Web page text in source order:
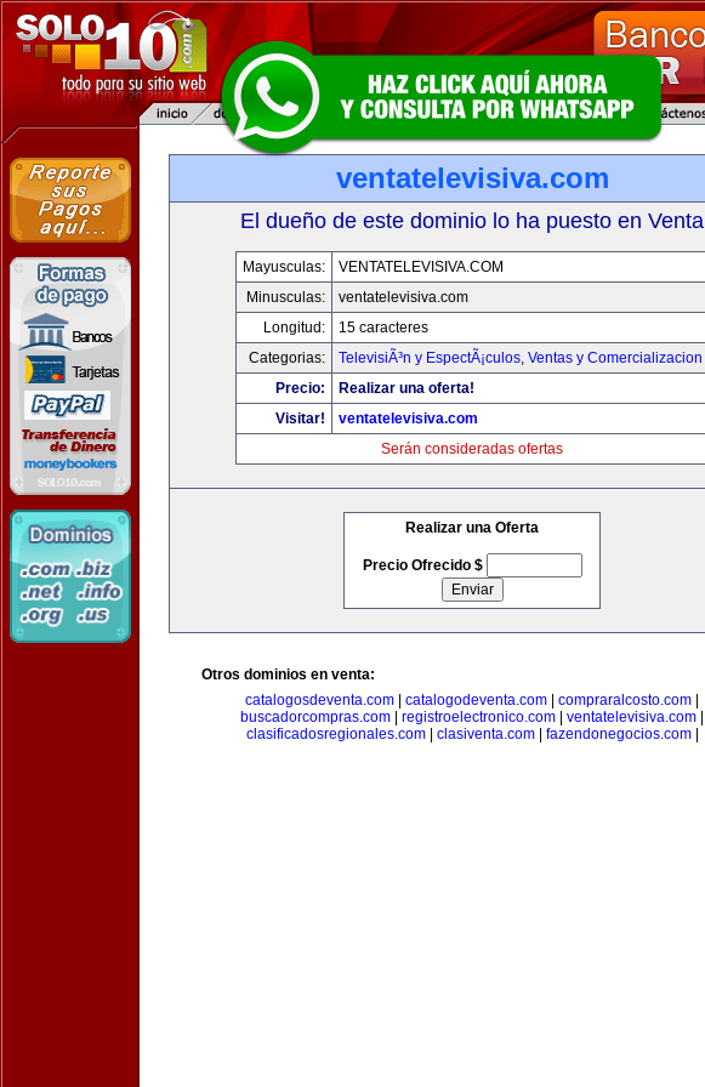
ventatelevisiva.com
El dueño de este dominio lo ha puesto en Venta
Mayusculas:
VENTATELEVISIVA.COM
Minusculas:
ventatelevisiva.com
Longitud:
15 caracteres
Categorias:
TelevisiÃ³n y EspectÃ¡culos, Ventas y Comercializacion
Precio:
Realizar una oferta!
Visitar!
ventatelevisiva.com
Serán consideradas ofertas
Realizar una Oferta
Precio Ofrecido $
Otros dominios en venta:
catalogosdeventa.com
catalogodeventa.com compraralcosto.com
buscadorcompras.com
registroelectronico.com ventatelevisiva.com
clasificadosregionales.com| clasiventa.com| fazendonegocios.com|